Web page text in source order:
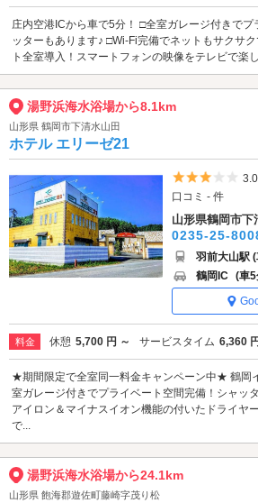
庄内空港ICから車で5分！ □全室ガレージ付きでプ
ッターもあります♪ □Wi-Fi完備でネットもサクサ
ト全室導入！スマートフォンの映像をテレビで楽
湯野浜海水浴場から8.1km
山形県 鶴岡市下清水山田
ホテル エリーゼ21
5
口コミ - 件
山形県鶴岡市下
0235-25-
羽前大山駅
鶴岡IC (車
料金 休憩 5,700 円 ～ サービスタイム 6,360
★期間限定で全室同一料金キャンペーン中★ 鶴岡
室ガレージ付きでプライベート空間完備！シャッ
アイロン＆マイナスイオン機能の付いたドライヤ
で...
湯野浜海水浴場から24.1km
山形県 飽海郡遊佐町藤崎字茂り松